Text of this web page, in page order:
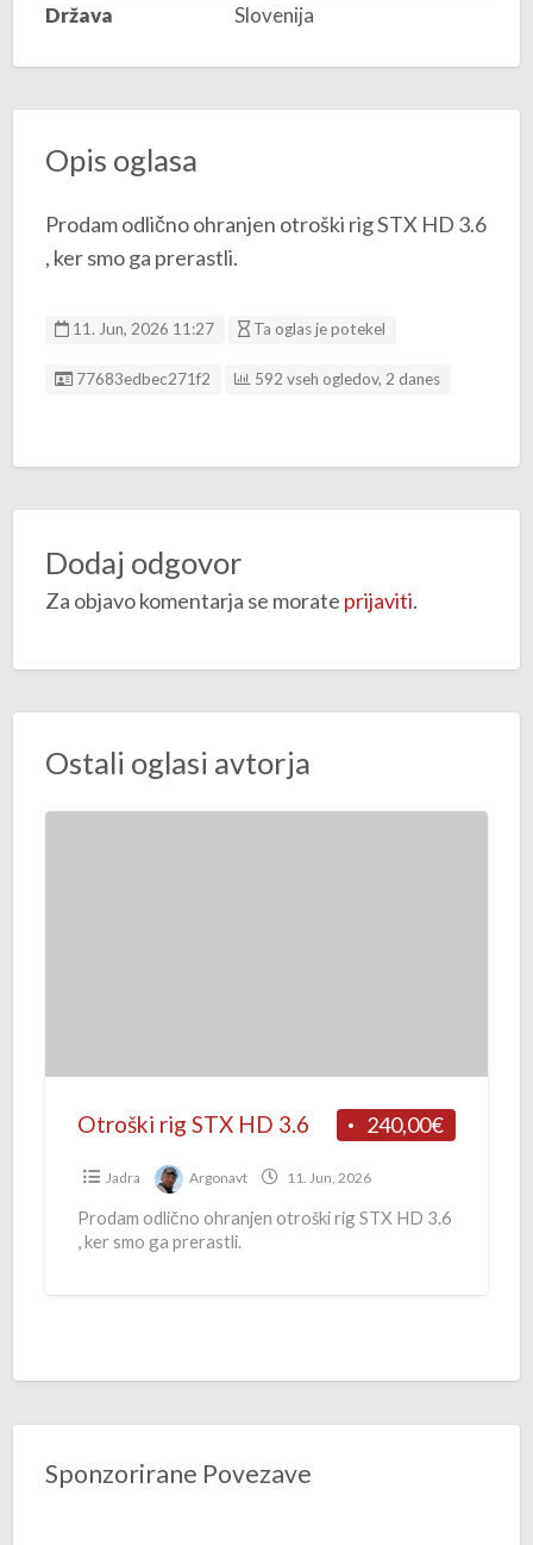
Država
Slovenija
Opis oglasa
Prodam odlično ohranjen otroški rig STX HD 3.6
, ker smo ga prerastli.
11. Jun, 2026 11:27 Ta oglas je potekel
ID oglasa
77683edbec271f2 592 vseh ogledov, 2 danes
Dodaj odgovor
Za objavo komentarja se morate prijaviti.
Ostali oglasi avtorja
i
240,00€
Otroški rig STX HD 3.6
Jadra Argonavt 11. Jun, 2026
Prodam odlično ohranjen otroški rig STX HD 3.6
, ker smo ga prerastli.
Sponzorirane Povezave